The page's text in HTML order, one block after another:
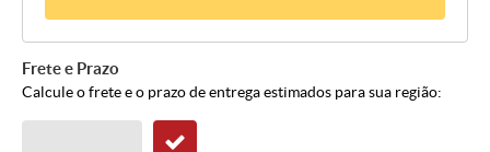
Frete e Prazo
Calcule o frete e o prazo de entrega estimados para sua região: